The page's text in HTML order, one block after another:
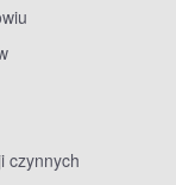
czynnych